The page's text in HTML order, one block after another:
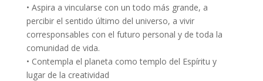
• Aspira a vincularse con un todo más grande, a
percibir el sentido último del universo, a vivir
corresponsables con el futuro personal y de toda la
comunidad de vida.
• Contempla el planeta como templo del Espíritu y
lugar de la creatividad